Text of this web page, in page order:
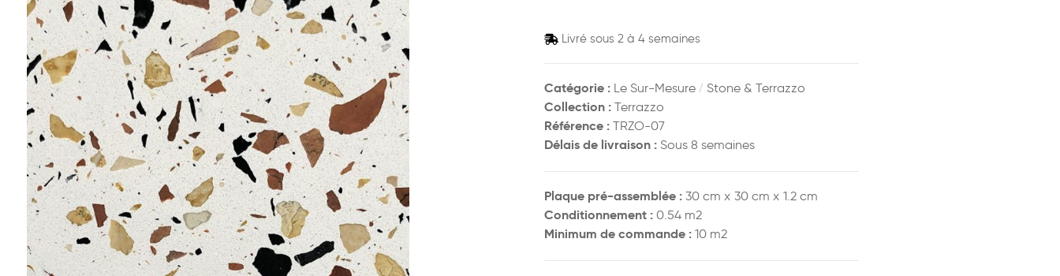
Livré sous 2 à 4 semaines
Catégorie : Le Sur-Mesure/ Stone & Terrazzo
Collection : Terrazzo
Référence :TRZO-07
Délais de livraison : Sous 8 semaines
Plaque pré-assemblée :30 cm x 30 cm x 1.2 cm
Conditionnement :0.54 m2
Minimum de commande :10 m2